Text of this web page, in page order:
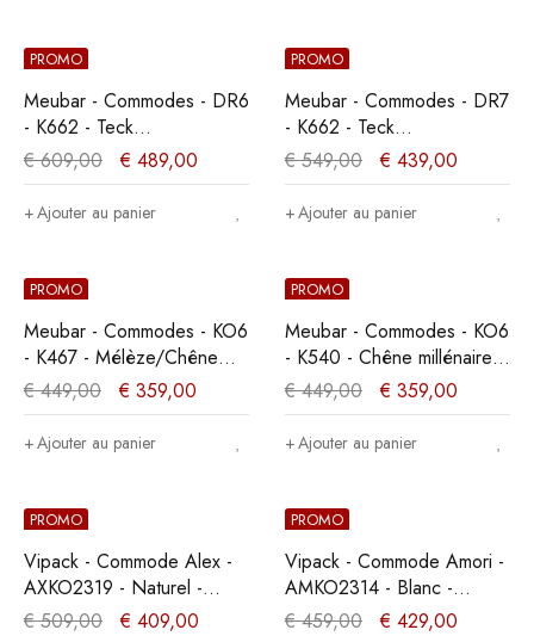
PROMO
Meubar - Commodes - DR6
- K662 - Teck
Orange/Aspect Acier -
216x84x50cm
€609,00 € 489,00
Ajouter au panier
PROMO
Meubar - Commodes - DR7
- K662 - Teck
Orange/Aspect Acier -
167x84x50cm
€549,00 € 439,00
Ajouter au panier
PROMO
Meubar - Commodes - KO6
- K467 - Mélèze/Chêne
cristal marron clair -
119x88x50cm
€449,00 € 359,00
Ajouter au panier
PROMO
Meubar - Commodes - KO6
- K540 - Chêne millénaire
clair - 120x89x50cm
€449,00 € 359,00
Ajouter au panier
PROMO
Vipack - Commode Alex -
AXKO2319 - Naturel -
42x83x86cm
€509,00 € 409,00
PROMO
Vipack - Commode Amori -
AMKO2314 - Blanc -
50x85,1x90cm
€459,00 € 429,00